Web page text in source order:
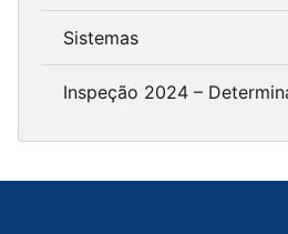
Sistemas
Inspeção 2024 –